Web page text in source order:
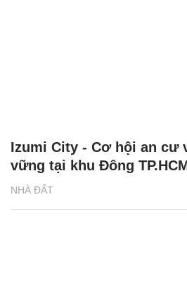
NHÀ ĐẤT
Izumi City - Cơ hội an cư
vững tại khu Đông